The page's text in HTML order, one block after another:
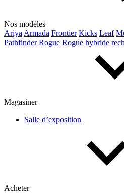
Nos modèles
Ariya Armada Frontier Kicks Leaf
PathfinderRogue Rogue hybride
Magasiner
Salle d’exposition
Acheter